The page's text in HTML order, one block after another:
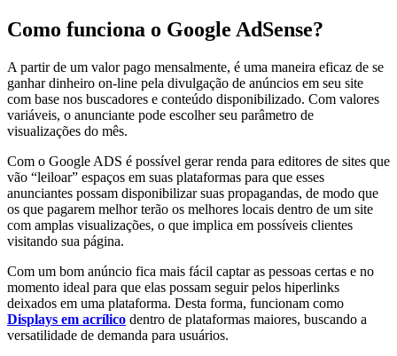
Como funciona o Google AdSense?
A partir de um valor pago mensalmente, é uma maneira eficaz de se
ganhar dinheiro on-line pela divulgação de anúncios em seu site
com base nos buscadores e conteúdo disponibilizado. Com valores
variáveis, o anunciante pode escolher seu parâmetro de
visualizações do mês.
Com o Google ADS é possível gerar renda para editores de sites que
vão “leiloar” espaços em suas plataformas para que esses
anunciantes possam disponibilizar suas propagandas, de modo que
os que pagarem melhor terão os melhores locais dentro de um site
com amplas visualizações, o que implica em possíveis clientes
visitando sua página.
Com um bom anúncio fica mais fácil captar as pessoas certas e no
momento ideal para que elas possam seguir pelos hiperlinks
deixados em uma plataforma. Desta forma, funcionam como
Displays em acrílico dentro de plataformas maiores, buscando a
versatilidade de demanda para usuários.